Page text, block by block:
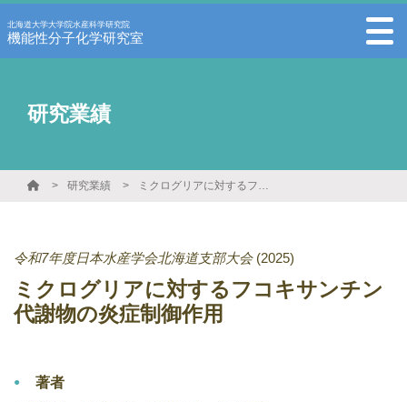
北海道大学大学院水産科学研究院
機能性分子化学研究室
研究業績
研究業績 ミクログリアに対するフコキサンチン代謝物の炎症制御作用
令和7年度日本水産学会北海道支部大会 (2025)
ミクログリアに対するフコキサンチン
代謝物の炎症制御作用
著者